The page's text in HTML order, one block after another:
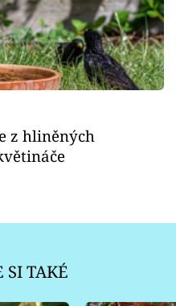
z hliněných
SI TAKÉ